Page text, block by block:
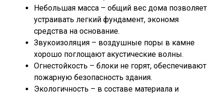
Небольшая масса – общий вес дома позволяет
устраивать легкий фундамент, экономя
средства на основание.
Звукоизоляция – воздушные поры в камне
хорошо поглощают акустические волны.
Огнестойкость – блоки не горят, обеспечивают
пожарную безопасность здания.
Экологичность – в составе материала и